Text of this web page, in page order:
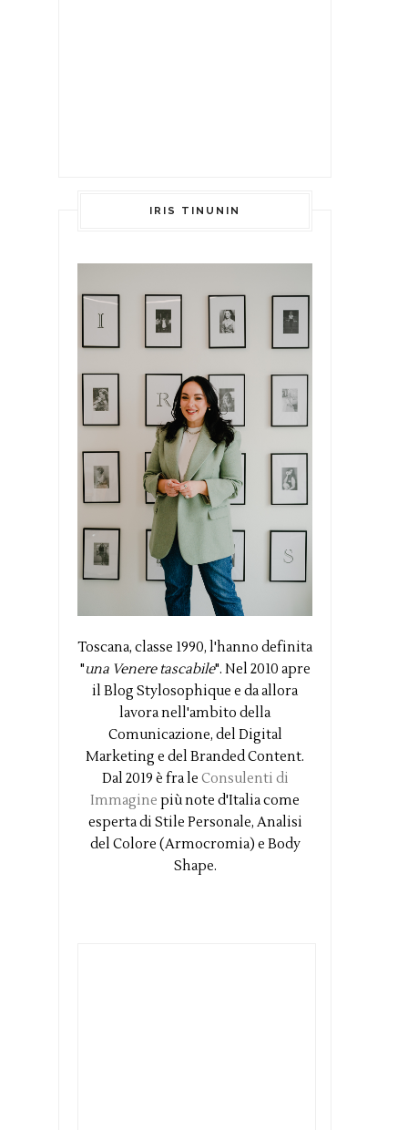
IRIS TINUNIN
Toscana, classe 1990, l'hanno definita
"una Venere tascabile". Nel 2010 apre
il Blog Stylosophique e da allora
lavora nell'ambito della
Comunicazione, del Digital
Marketing e del Branded Content.
Dal 2019 è fra le Consulenti di
Immagine più note d'Italia come
esperta di Stile Personale, Analisi
del Colore (Armocromia) e Body
Shape.